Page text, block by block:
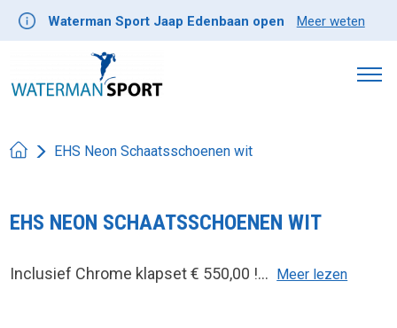
Waterman Sport Jaap Edenbaan open Meer weten
EHS Neon Schaatsschoenen wit
EHS NEON SCHAATSSCHOENEN WIT
Inclusief Chrome klapset € 550,00 !... Meer lezen